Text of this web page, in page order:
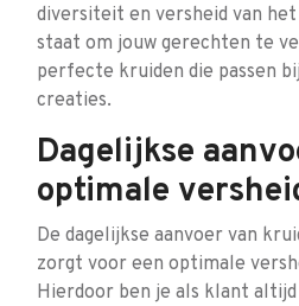
diversiteit en versheid van
staat om jouw gerechten te
perfecte kruiden die passen
creaties.
Dagelijkse
optimale
De dagelijkse aanvoer van
zorgt voor een optimale
Hierdoor ben je als klant